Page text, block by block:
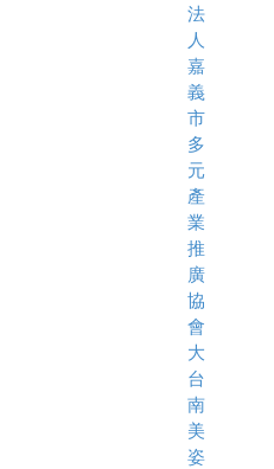
法
人
嘉
義
市
多
元
產
業
推
廣
協
會
大
台
南
美
姿